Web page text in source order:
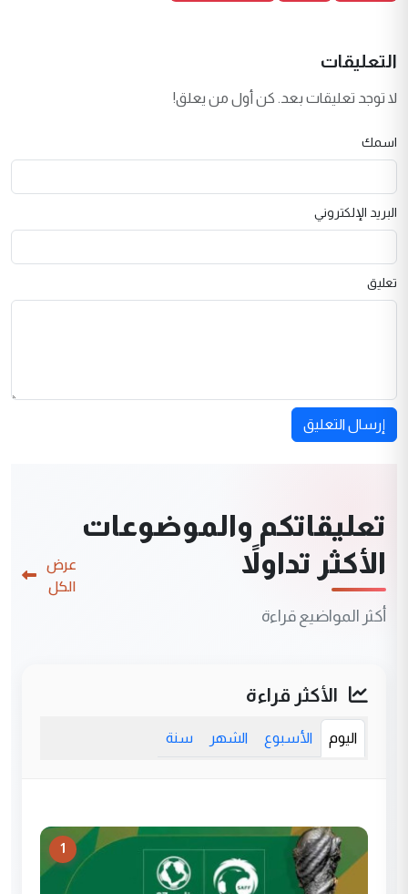
التعليقات
لا توجد تعليقات بعد. كن أول من يعلق!
اسمك
البريد الإلكتروني
تعليق
إرسال التعليق
تعليقاتكم والموضوعات
الأكثر تداولاً
أكثر المواضيع قراءة
عرض
الكل
الأكثر قراءة
اليوم الأسبوع الشهر سنة
1